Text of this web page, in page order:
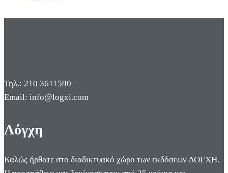
Τηλ.: 210 3611590
Email: info@logxi.com
Λόγχη
Καλώς ήρθατε στο διαδικτυακό χώρο των εκδόσεων ΛΟΓΧΗ.